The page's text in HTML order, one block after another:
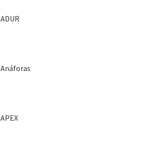
ADUR
Anáforas
APEX